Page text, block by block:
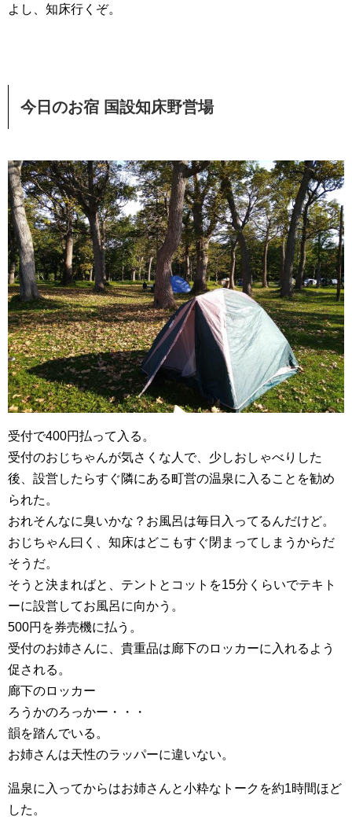
よし、知床行くぞ。
今日のお宿 国設知床野営場
受付で400円払って入る。
受付のおじちゃんが気さくな人で、少しおしゃべりした
後、設営したらすぐ隣にある町営の温泉に入ることを勧め
られた。
おれそんなに臭いかな？お風呂は毎日入ってるんだけど。
おじちゃん曰く、知床はどこもすぐ閉まってしまうからだ
そうだ。
そうと決まればと、テントとコットを15分くらいでテキト
ーに設営してお風呂に向かう。
500円を券売機に払う。
受付のお姉さんに、貴重品は廊下のロッカーに入れるよう
促される。
廊下のロッカー
ろうかのろっかー・・・
韻を踏んでいる。
お姉さんは天性のラッパーに違いない。
温泉に入ってからはお姉さんと小粋なトークを約1時間ほど
した。